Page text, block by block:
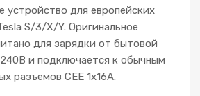
устройство для европейских
S/3/X/Y. Оригинальное
для зарядки от бытовой
и подключается к обычным
разъемов CEE 1x16A.